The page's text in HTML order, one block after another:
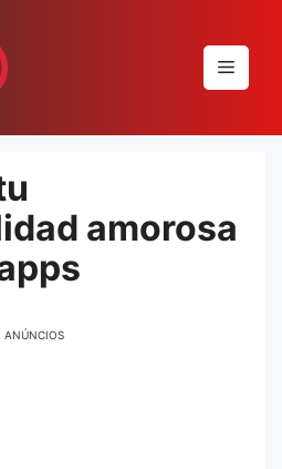
Menu
amorosa
ANÚNCIOS